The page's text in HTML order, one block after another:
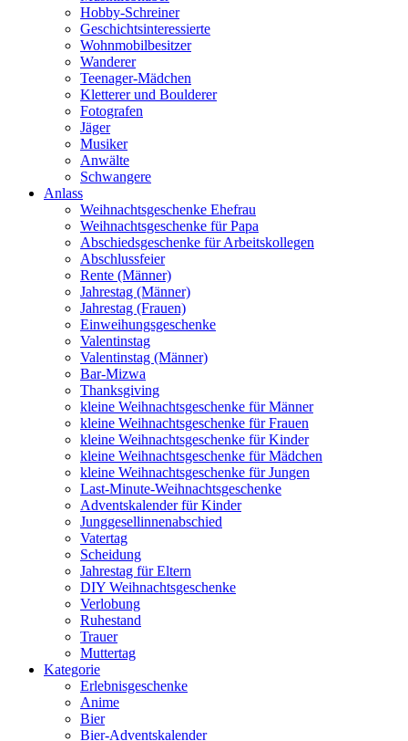
Hobby-Schreiner
Geschichtsinteressierte
Wohnmobilbesitzer
Wanderer
Teenager-Mädchen
Kletterer und Boulderer
Fotografen
Jäger
Musiker
Anwälte
Schwangere
Anlass
Weihnachtsgeschenke Ehefrau
Weihnachtsgeschenke für Papa
Abschiedsgeschenke für Arbeitskollegen
Abschlussfeier
Rente (Männer)
Jahrestag (Männer)
Jahrestag (Frauen)
Einweihungsgeschenke
Valentinstag
Valentinstag (Männer)
Bar-Mizwa
Thanksgiving
kleine Weihnachtsgeschenke für Männer
kleine Weihnachtsgeschenke für Frauen
kleine Weihnachtsgeschenke für Kinder
kleine Weihnachtsgeschenke für Mädchen
kleine Weihnachtsgeschenke für Jungen
Last-Minute-Weihnachtsgeschenke
Adventskalender für Kinder
Junggesellinnenabschied
Vatertag
Scheidung
Jahrestag für Eltern
DIY Weihnachtsgeschenke
Verlobung
Ruhestand
Trauer
Muttertag
Kategorie
Erlebnisgeschenke
Anime
Bier
Bier-Adventskalender